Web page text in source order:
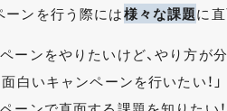
ーンを行う際には様々な課題に
ーンをやりたいけど、やり方が
白いキャンペーンを行いたい！」